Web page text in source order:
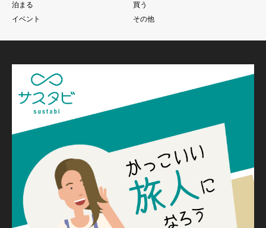
泊まる
買う
イベント
その他